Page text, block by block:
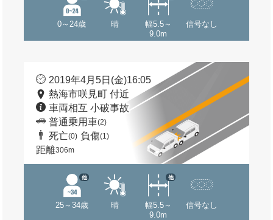
0～24歳 晴
幅5.5～
9.0m
信号なし
2019年4月5日(金)16:05
熱海市咲見町 付近
車両相互 小破事故
普通乗用車(2)
死亡(0) 負傷(1)
距離306m
25～34歳
他
晴
幅5.5～
9.0m
他
信号なし